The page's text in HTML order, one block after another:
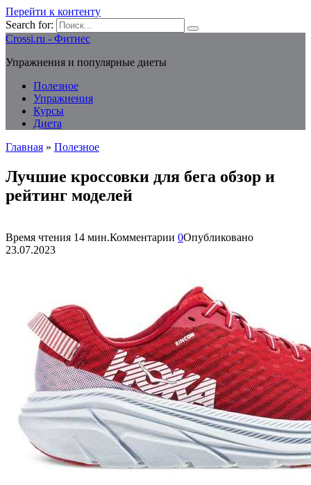
Перейти к контенту
Search for:
Crossi.ru - Фитнес
Упражнения и популярные диеты
Полезное
Упражнения
Курсы
Диета
Главная » Полезное
Лучшие кроссовки для бега обзор и
рейтинг моделей
Время чтения 14 мин.Комментарии 0Опубликовано
23.07.2023